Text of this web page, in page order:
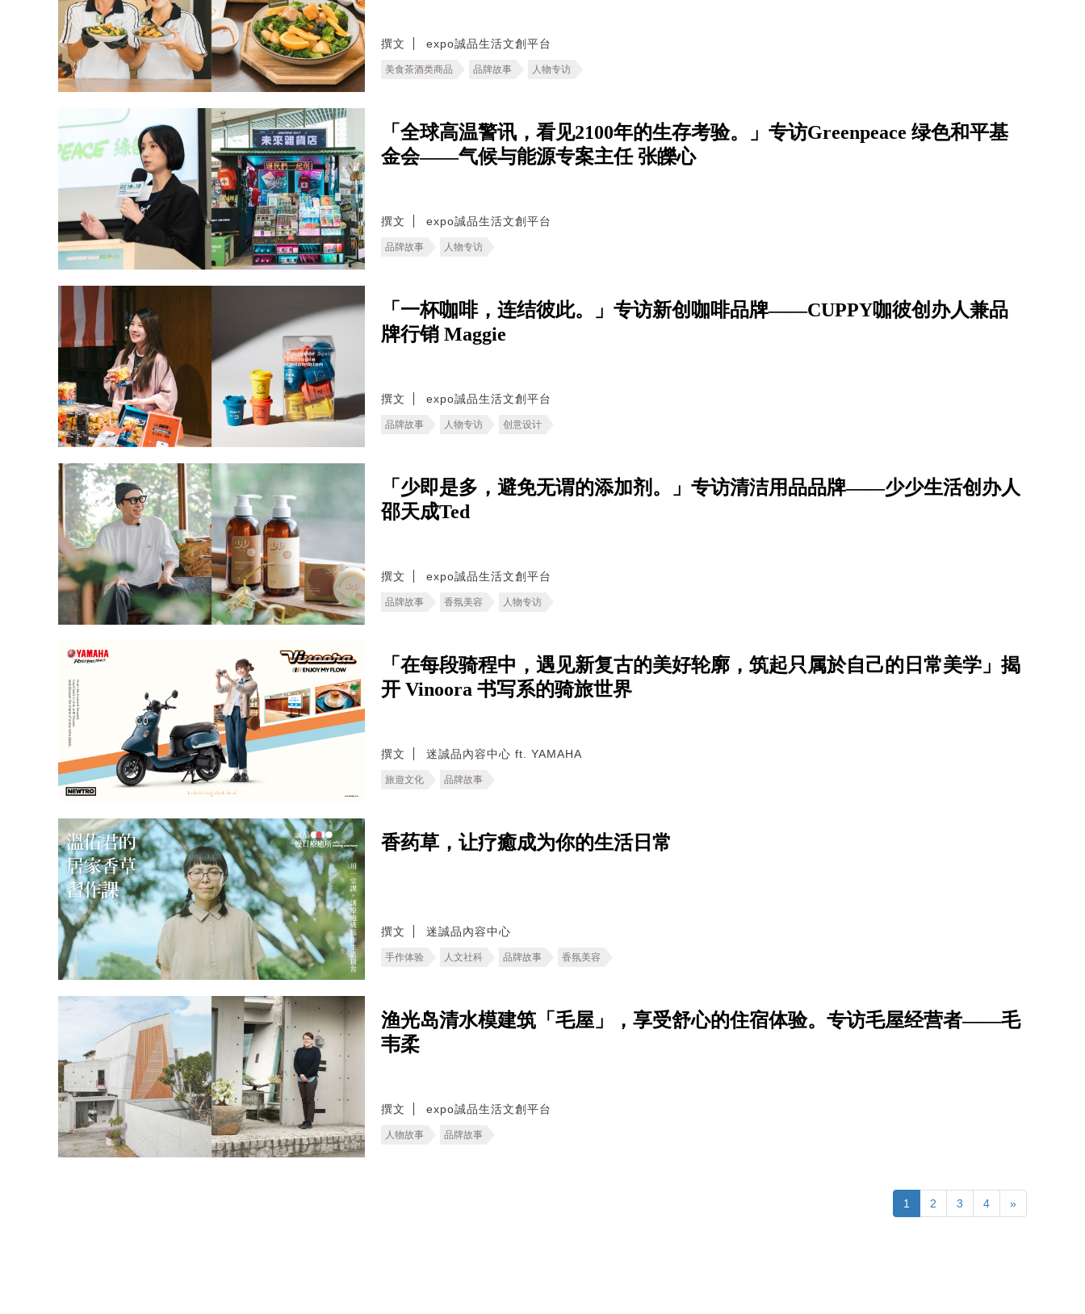
撰文 expo誠品生活文創平台
美食茶酒类商品 品牌故事 人物专访
「全球高温警讯，看见2100年的生存考验。」专访Greenpeace 绿色和平基
金会——气候与能源专案主任 张皪心
撰文 expo誠品生活文創平台
品牌故事 人物专访
「一杯咖啡，连结彼此。」专访新创咖啡品牌——CUPPY咖彼创办人兼品
牌行销 Maggie
撰文 expo誠品生活文創平台
品牌故事 人物专访 创意设计
「少即是多，避免无谓的添加剂。」专访清洁用品品牌——少少生活创办人
邵天成Ted
撰文 expo誠品生活文創平台
品牌故事 香氛美容 人物专访
「在每段骑程中，遇见新复古的美好轮廓，筑起只属於自己的日常美学」揭
开 Vinoora 书写系的骑旅世界
撰文 迷誠品內容中心 ft. YAMAHA
旅遊文化 品牌故事
香药草，让疗癒成为你的生活日常
撰文 迷誠品內容中心
手作体验 人文社科 品牌故事 香氛美容
渔光岛清水模建筑「毛屋」，享受舒心的住宿体验。专访毛屋经营者——毛
韦柔
撰文 expo誠品生活文創平台
人物故事 品牌故事
1 2 3 4 »